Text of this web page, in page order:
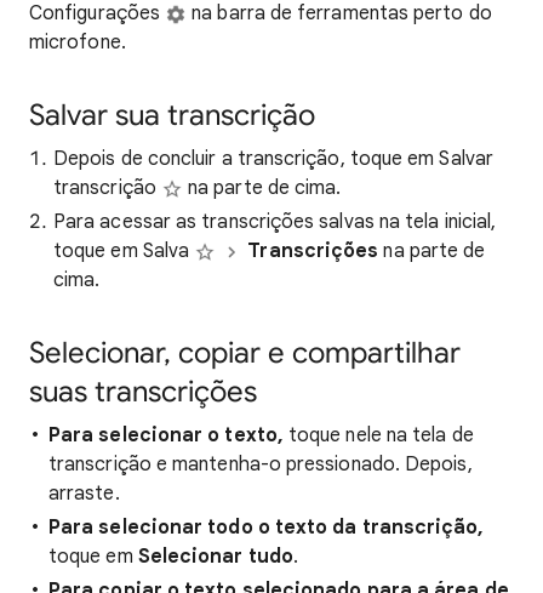
Configurações
na barra de ferramentas perto do
microfone.
Salvar sua transcrição
Depois de concluir a transcrição, toque em Salvar
transcrição
na parte de cima.
Para acessar as transcrições salvas na tela inicial,
toque em Salva
Transcrições na parte de
cima.
Selecionar, copiar e compartilhar
suas transcrições
Para selecionar o texto, toque nele na tela de
transcrição e mantenha-o pressionado. Depois,
arraste.
Para selecionar todo o texto da transcrição,
toque em Selecionar tudo.